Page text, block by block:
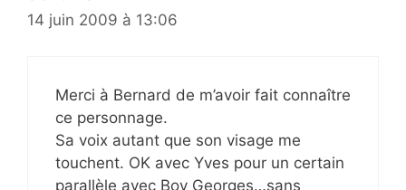
14 juin 2009 à 13:06
Merci à Bernard de m’avoir fait connaître
ce personnage.
Sa voix autant que son visage me
touchent. OK avec Yves pour un certain
parallèle avec Boy Georges…sans